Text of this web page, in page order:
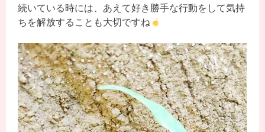
続いている時には、あえて好き勝手な行動をして気持
ちを解放することも大切ですね